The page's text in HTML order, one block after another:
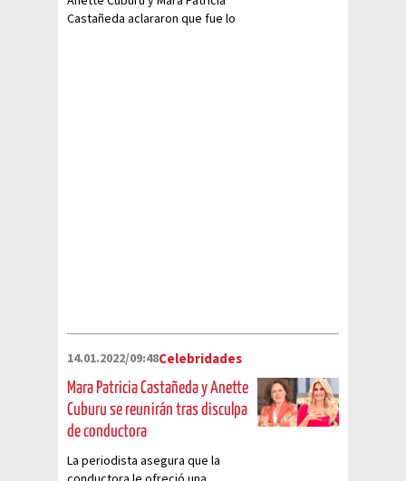
Castañeda aclararon que fue lo
14.01.2022/09:48Celebridades
Mara Patricia Castañeda y Anette
Cuburu se reunirán tras disculpa
de conductora
La periodista asegura que la